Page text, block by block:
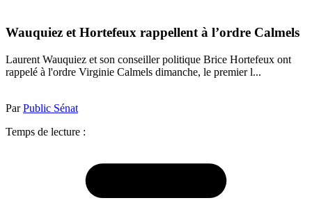
Wauquiez et Hortefeux rappellent à l’ordre Calmels
Laurent Wauquiez et son conseiller politique Brice Hortefeux ont
rappelé à l'ordre Virginie Calmels dimanche, le premier l...
ParPublic Sénat
Temps de lecture :